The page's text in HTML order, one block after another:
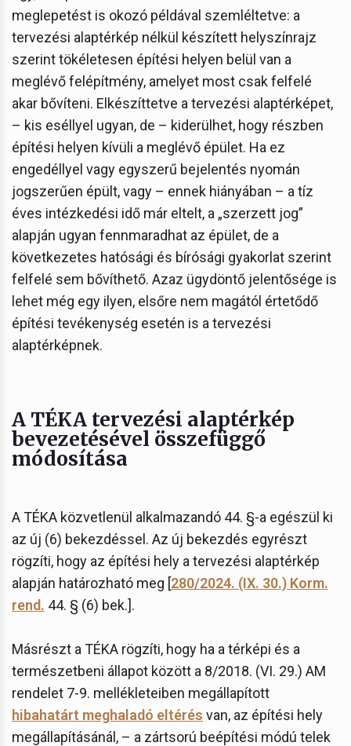
meglepetést is okozó példával szemléltetve: a
tervezési alaptérkép nélkül készített helyszínrajz
szerint tökéletesen építési helyen belül van a
meglévő felépítmény, amelyet most csak felfelé
akar bővíteni. Elkészíttetve a tervezési alaptérképet,
– kis eséllyel ugyan, de – kiderülhet, hogy részben
építési helyen kívüli a meglévő épület. Ha ez
engedéllyel vagy egyszerű bejelentés nyomán
jogszerűen épült, vagy – ennek hiányában – a tíz
éves intézkedési idő már eltelt, a „szerzett jog”
alapján ugyan fennmaradhat az épület, de a
következetes hatósági és bírósági gyakorlat szerint
felfelé sem bővíthető. Azaz ügydöntő jelentősége is
lehet még egy ilyen, elsőre nem magától értetődő
építési tevékenység esetén is a tervezési
alaptérképnek.
A TÉKA tervezési alaptérkép
bevezetésével összefüggő
módosítása
A TÉKA közvetlenül alkalmazandó 44. §-a egészül ki
az új (6) bekezdéssel. Az új bekezdés egyrészt
rögzíti, hogy az építési hely a tervezési alaptérkép
alapján határozható meg [280/2024. (IX. 30.) Korm.
rend. 44. § (6) bek.].
Másrészt a TÉKA rögzíti, hogy ha a térképi és a
természetbeni állapot között a 8/2018. (VI. 29.) AM
rendelet 7-9. mellékleteiben megállapított
hibahatárt meghaladó eltérés van, az építési hely
megállapításánál, – a zártsorú beépítési módú telek